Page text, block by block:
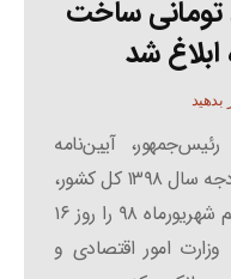
تومانی ساخت
شد
بدهید
آیین‌نامه
اجرایی بند (ب) تبصره (۸) قانون بودجه سال ۱۳۹۸ کل کشور،
مصوب هیئت وزیران در جلسه دهم شهریورماه ۹۸ را روز ۱۶
امور اقتصادی و